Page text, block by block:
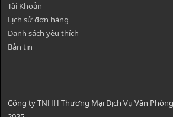
Tài Khoản
Lịch sử đơn hàng
Danh sách yêu thích
Bản tin
Công ty TNHH Thương Mại Dịch Vụ Văn